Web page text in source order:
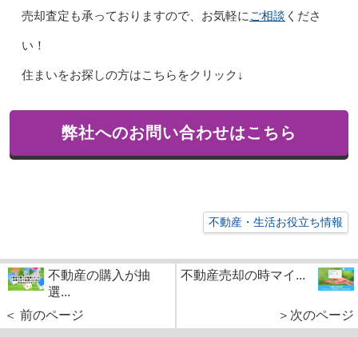
売却査定も承っておりますので、お気軽にご相談 くださ
い！
住まいをお探しの方はこちらをクリック↓
弊社へのお問い合わせはこちら
不動産・生活お役立ち情報
不動産の購入が抽
選...
＜ 前のページ
不動産売却の時マイ...
＞次のページ